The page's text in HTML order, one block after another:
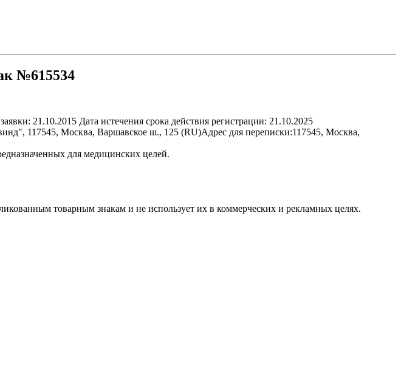
№615534
21.10.2015 Дата истечения срока действия регистрации: 21.10.2025
117545, Москва, Варшавское ш., 125 (RU)Адрес для переписки:117545, Москва,
для медицинских целей.
товарным знакам и не использует их в коммерческих и рекламных целях.